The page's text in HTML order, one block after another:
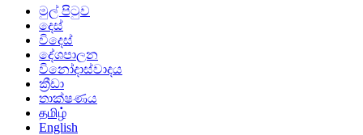
මුල් පිටුව
දෙස්
විදෙස්
දේශපාලන
විනෝදාස්වාදය
ක්‍රීඩා
තාක්ෂණය
தமிழ்
English